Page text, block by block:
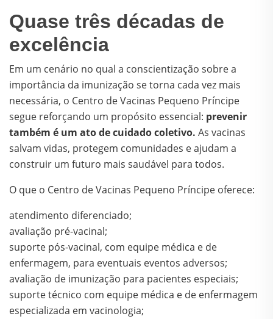
Quase três décadas de
excelência
Em um cenário no qual a conscientização sobre a
importância da imunização se torna cada vez mais
necessária, o Centro de Vacinas Pequeno Príncipe
segue reforçando um propósito essencial: prevenir
também é um ato de cuidado coletivo. As vacinas
salvam vidas, protegem comunidades e ajudam a
construir um futuro mais saudável para todos.
O que o Centro de Vacinas Pequeno Príncipe oferece:
atendimento diferenciado;
avaliação pré-vacinal;
suporte pós-vacinal, com equipe médica e de
enfermagem, para eventuais eventos adversos;
avaliação de imunização para pacientes especiais;
suporte técnico com equipe médica e de enfermagem
especializada em vacinologia;